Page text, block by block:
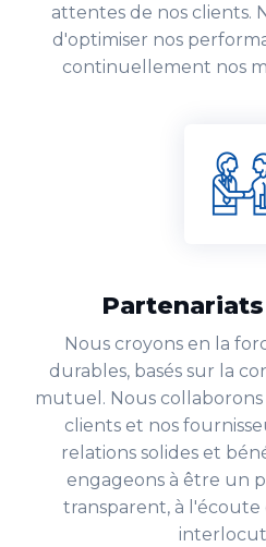
attentes de nos clients.
d'optimiser nos
continuellement nos
Nous croyons en la
durables, basés sur la
mutuel. Nous
clients et nos
relations solides et
engageons à être un
transparent, à l'écoute